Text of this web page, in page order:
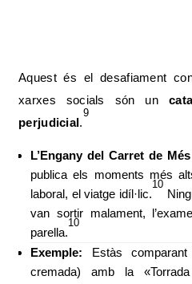
Aquest és el desafiament
xarxes socials són un
perjudicial.
9
L’Engany del Carret de
publica els moments més
laboral, el viatge idíl·lic.
10
van sortir malament,
parella.
10
Exemple: Estàs
cremada) amb la «Torrada